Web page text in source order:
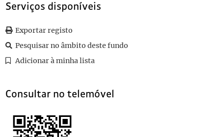
Sem título
1973-02-19
107
Sem título
110 1861 - Vinho generoso da região do Douro - 1861
Serviços disponíveis
Exportar registo
Pesquisar no âmbito deste fundo
Adicionar à minha lista
Consultar no telemóvel